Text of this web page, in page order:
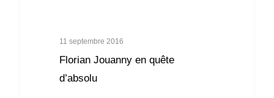
11 septembre 2016
Florian Jouanny en quête
d’absolu